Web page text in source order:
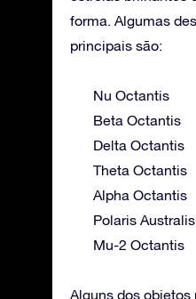
forma. Algumas
principais são:
Nu Octantis
Beta Octantis
Delta Octantis
Theta Octantis
Alpha Octantis
Polaris Australis
Mu-2 Octantis
Alguns dos objetos